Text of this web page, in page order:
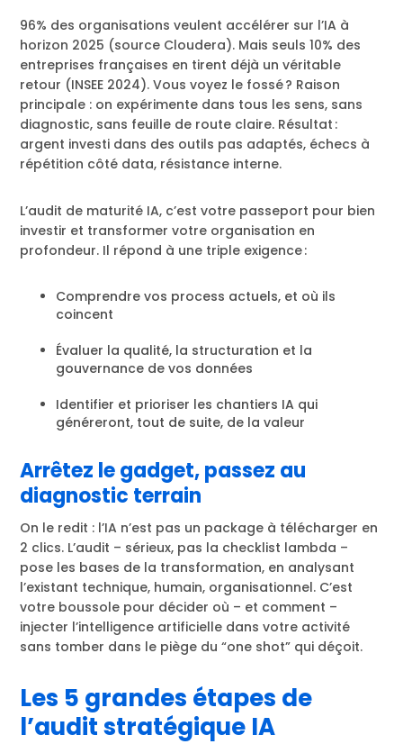
96% des organisations veulent accélérer sur l’IA à
horizon 2025 (source Cloudera). Mais seuls 10% des
entreprises françaises en tirent déjà un véritable
retour (INSEE 2024). Vous voyez le fossé ? Raison
principale : on expérimente dans tous les sens, sans
diagnostic, sans feuille de route claire. Résultat :
argent investi dans des outils pas adaptés, échecs à
répétition côté data, résistance interne.
L’audit de maturité IA, c’est votre passeport pour bien
investir et transformer votre organisation en
profondeur. Il répond à une triple exigence :
Comprendre vos process actuels, et où ils
coincent
Évaluer la qualité, la structuration et la
gouvernance de vos données
Identifier et prioriser les chantiers IA qui
généreront, tout de suite, de la valeur
Arrêtez le gadget, passez au
diagnostic terrain
On le redit : l’IA n’est pas un package à télécharger en
2 clics. L’audit – sérieux, pas la checklist lambda –
pose les bases de la transformation, en analysant
l’existant technique, humain, organisationnel. C’est
votre boussole pour décider où – et comment –
injecter l’intelligence artificielle dans votre activité
sans tomber dans le piège du “one shot” qui déçoit.
Les 5 grandes étapes de
l’audit stratégique IA